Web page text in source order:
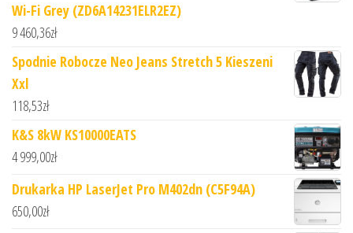
Wi-Fi Grey (ZD6A14231ELR2EZ)
9 460,36zł
Spodnie Robocze Neo Jeans Stretch 5 Kieszeni
Xxl
118,53zł
K&S 8kW KS10000EATS
4 999,00zł
Drukarka HP LaserJet Pro M402dn (C5F94A)
650,00zł